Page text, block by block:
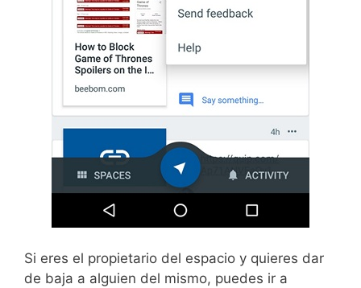
Si eres el propietario del espacio y quieres dar
de baja a alguien del mismo, puedes ir a